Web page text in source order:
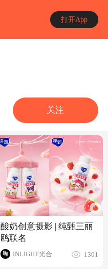
打开App
关注
酸奶创意摄影 | 纯甄三丽
鸥联名
INLIGHT光合 1301